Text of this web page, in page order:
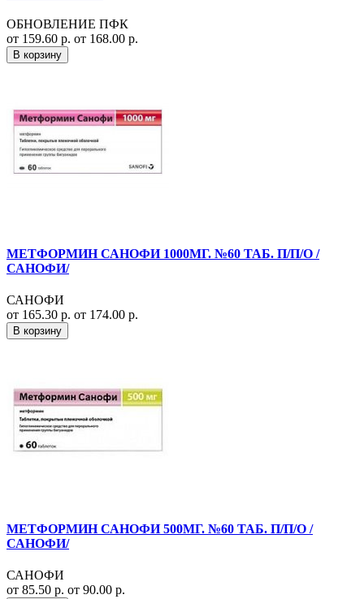
ОБНОВЛЕНИЕ ПФК
от 159.60 р. от 168.00 р.
В корзину
МЕТФОРМИН САНОФИ 1000МГ. №60 ТАБ. П/П/О /
САНОФИ/
САНОФИ
от 165.30 р. от 174.00 р.
В корзину
МЕТФОРМИН САНОФИ 500МГ. №60 ТАБ. П/П/О /
САНОФИ/
САНОФИ
от 85.50 р. от 90.00 р.